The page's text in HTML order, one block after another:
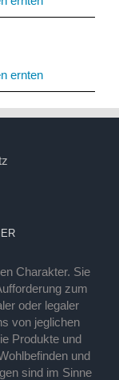
ernten
Charakter. Sie
zum
oder legaler
von jeglichen
Produkte und
und
sind im Sinne